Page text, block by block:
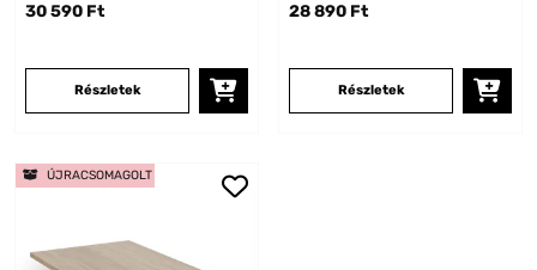
30 590 Ft
Részletek
28 890 Ft
Részletek
ÚJRACSOMAGOLT